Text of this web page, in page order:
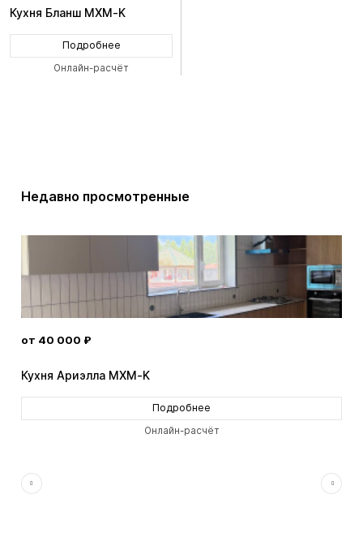
Кухня Бланш MXM-K
Подробнее
Онлайн-расчёт
Недавно просмотренные
от 40 000 ₽
Кухня Ариэлла MXM-K
Подробнее
Онлайн-расчёт